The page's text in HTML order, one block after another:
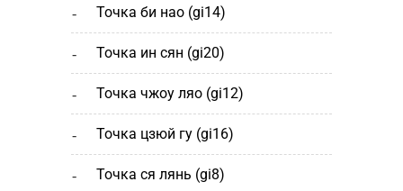
точка би нао (gi14)
точка ин сян (gi20)
точка чжоу ляо (gi12)
точка цзюй гу (gi16)
точка ся лянь (gi8)